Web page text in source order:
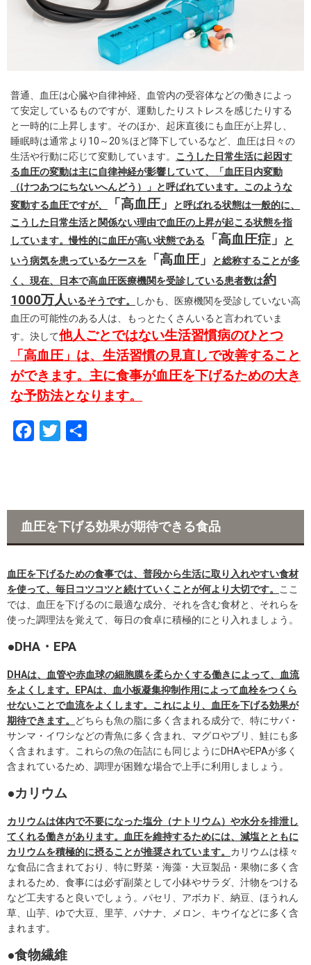
普通、血圧は心臓や自律神経、血管内の受容体などの働きによっ
て安定しているものですが、運動したりストレスを感じたりする
と一時的に上昇します。そのほか、起床直後にも血圧が上昇し、
睡眠時は通常より10～20％ほど降下しているなど、血圧は日々の
生活や行動に応じて変動しています。 こうした日常生活に起因す
る血圧の変動は主に自律神経が影響していて、「血圧日内変動
（けつあつにちないへんどう）」と呼ばれています。このような
変動する血圧ですが、
「高血圧」
と呼ばれる状態は一般的に、
こうした日常生活と関係ない理由で血圧の上昇が起こる状態を指
しています。慢性的に血圧が高い状態である
「 高血圧症」
と
いう病気を患っているケースを
「高血圧」
と総称することが多
く、現在、日本で高血圧医療機関を受診している患者数は約
1000万人いるそうです。
しかも、医療機関を受診していない高
血圧の可能性のある人は、もっとたくさんいると言われていま
す。決して他人ごとではない生活習慣病のひとつ
「高血圧」は、生活習慣の見直しで改善すること
ができます。主に食事が血圧を下げるための大き
な予防法となります。
b
o
k
t
e
血圧を下げる効果が期待できる食品
血圧を下げるための食事では、 普段から生活に取り入れやすい食材
を使って、毎日コツコツと続けていくことが何より大切です。
ここ
では、血圧を下げるのに最適な成分、それを含む食材と、それらを
使った調理法を覚えて、毎日の食卓に積極的にとり入れましょう。
●DHA・EPA
DHAは、血管や赤血球の細胞膜を柔らかくする働きによって、血流
をよくします。EPAは、血小板凝集抑制作用によって血栓をつくら
せないことで血流をよくします。これにより、血圧を下げる効果が
期待できます。
どちらも魚の脂に多く含まれる成分で、特にサバ・
サンマ・イワシなどの青魚に多く含まれ、マグロやブリ、鮭にも多
く含まれます。これらの魚の缶詰にも同じようにDHAやEPAが多く
含まれているため、調理が困難な場合で上手に利用しましょう。
●カリウム
カリウムは体内で不要になった塩分（ナトリウム）や水分を排泄し
てくれる働きがあります。血圧を維持するためには、減塩とともに
カリウムを積極的に摂ることが推奨されています。 カリウムは様々
な食品に含まれており、特に野菜・海藻・大豆製品・果物に多く含
まれるため、食事には必ず副菜として小鉢やサラダ、汁物をつける
など工夫すると良いでしょう。パセリ、アボカド、納豆、ほうれん
草、山芋、ゆで大豆、里芋、バナナ、メロン、キウイなどに多く含
まれます。
●食物繊維